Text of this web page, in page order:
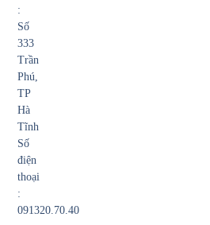
:
Số
333
Trần
Phú,
TP
Hà
Tĩnh
Số
điện
thoại
:
091320.70.40